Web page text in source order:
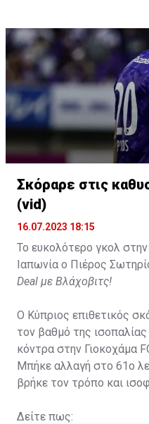
Η δημοσίευση
Σκόραρε στις
(vid)
16.07.2023 18:15
Το ευκολότερο γκολ
Ιαπωνία ο Πιέρος
Deal με Βλάχοβιτς!
Ο Κύπριος επιθετικός
τον βαθμό της
κόντρα στην Γιοκοχάμα
Μπήκε αλλαγή στο 61ο
βρήκε τον τρόπο και
Δείτε πως: